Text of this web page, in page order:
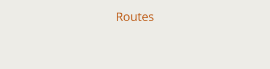
Routes